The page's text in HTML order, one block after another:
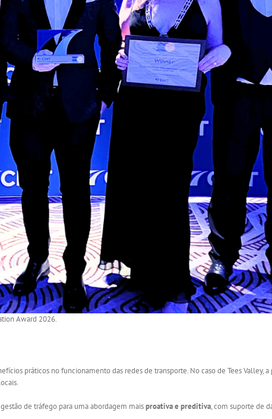
Award 2026.
práticos no funcionamento das redes de transporte. No caso de Tees Valley,
de tráfego para uma abordagem maisproativa e preditiva, com suporte de